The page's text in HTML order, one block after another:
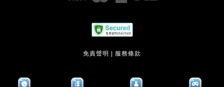
免責聲明 服務條款